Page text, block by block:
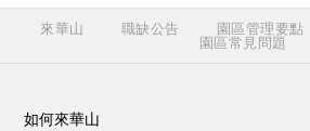
來華山 職缺公告 園區管理要點
園區常見問題
如何來華山